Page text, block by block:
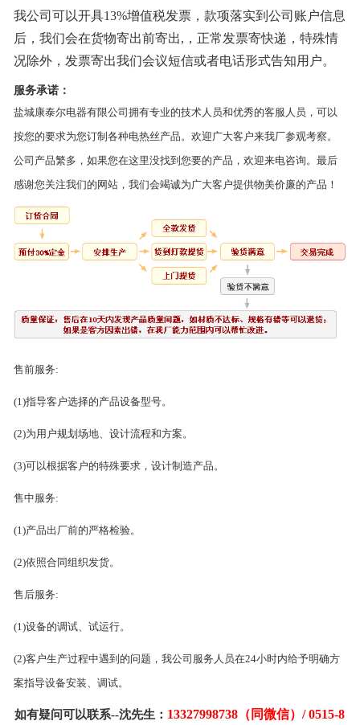
我公司可以开具13%增值税发票，款项落实到公司账户信息
后，我们会在货物寄出前寄出,，正常发票寄快递，特殊情
况除外，发票寄出我们会议短信或者电话形式告知用户。
服务承诺：
盐城康泰尔电器有限公司拥有专业的技术人员和优秀的客服人员，可以
按您的要求为您订制各种电热丝产品。欢迎广大客户来我厂参观考察。
公司产品繁多，如果您在这里没找到您要的产品，欢迎来电咨询。最后
感谢您关注我们的网站，我们会竭诚为广大客户提供物美价廉的产品！
售前服务:
(1)指导客户选择的产品设备型号。
(2)为用户规划场地、设计流程和方案。
(3)可以根据客户的特殊要求，设计制造产品。
售中服务:
(1)产品出厂前的严格检验。
(2)依照合同组织发货。
售后服务:
(1)设备的调试、试运行。
(2)客户生产过程中遇到的问题，我公司服务人员在24小时内给予明确方
案指导设备安装、调试。
如有疑问可以联系--沈先生： 13327998738（同微信）/ 0515-8